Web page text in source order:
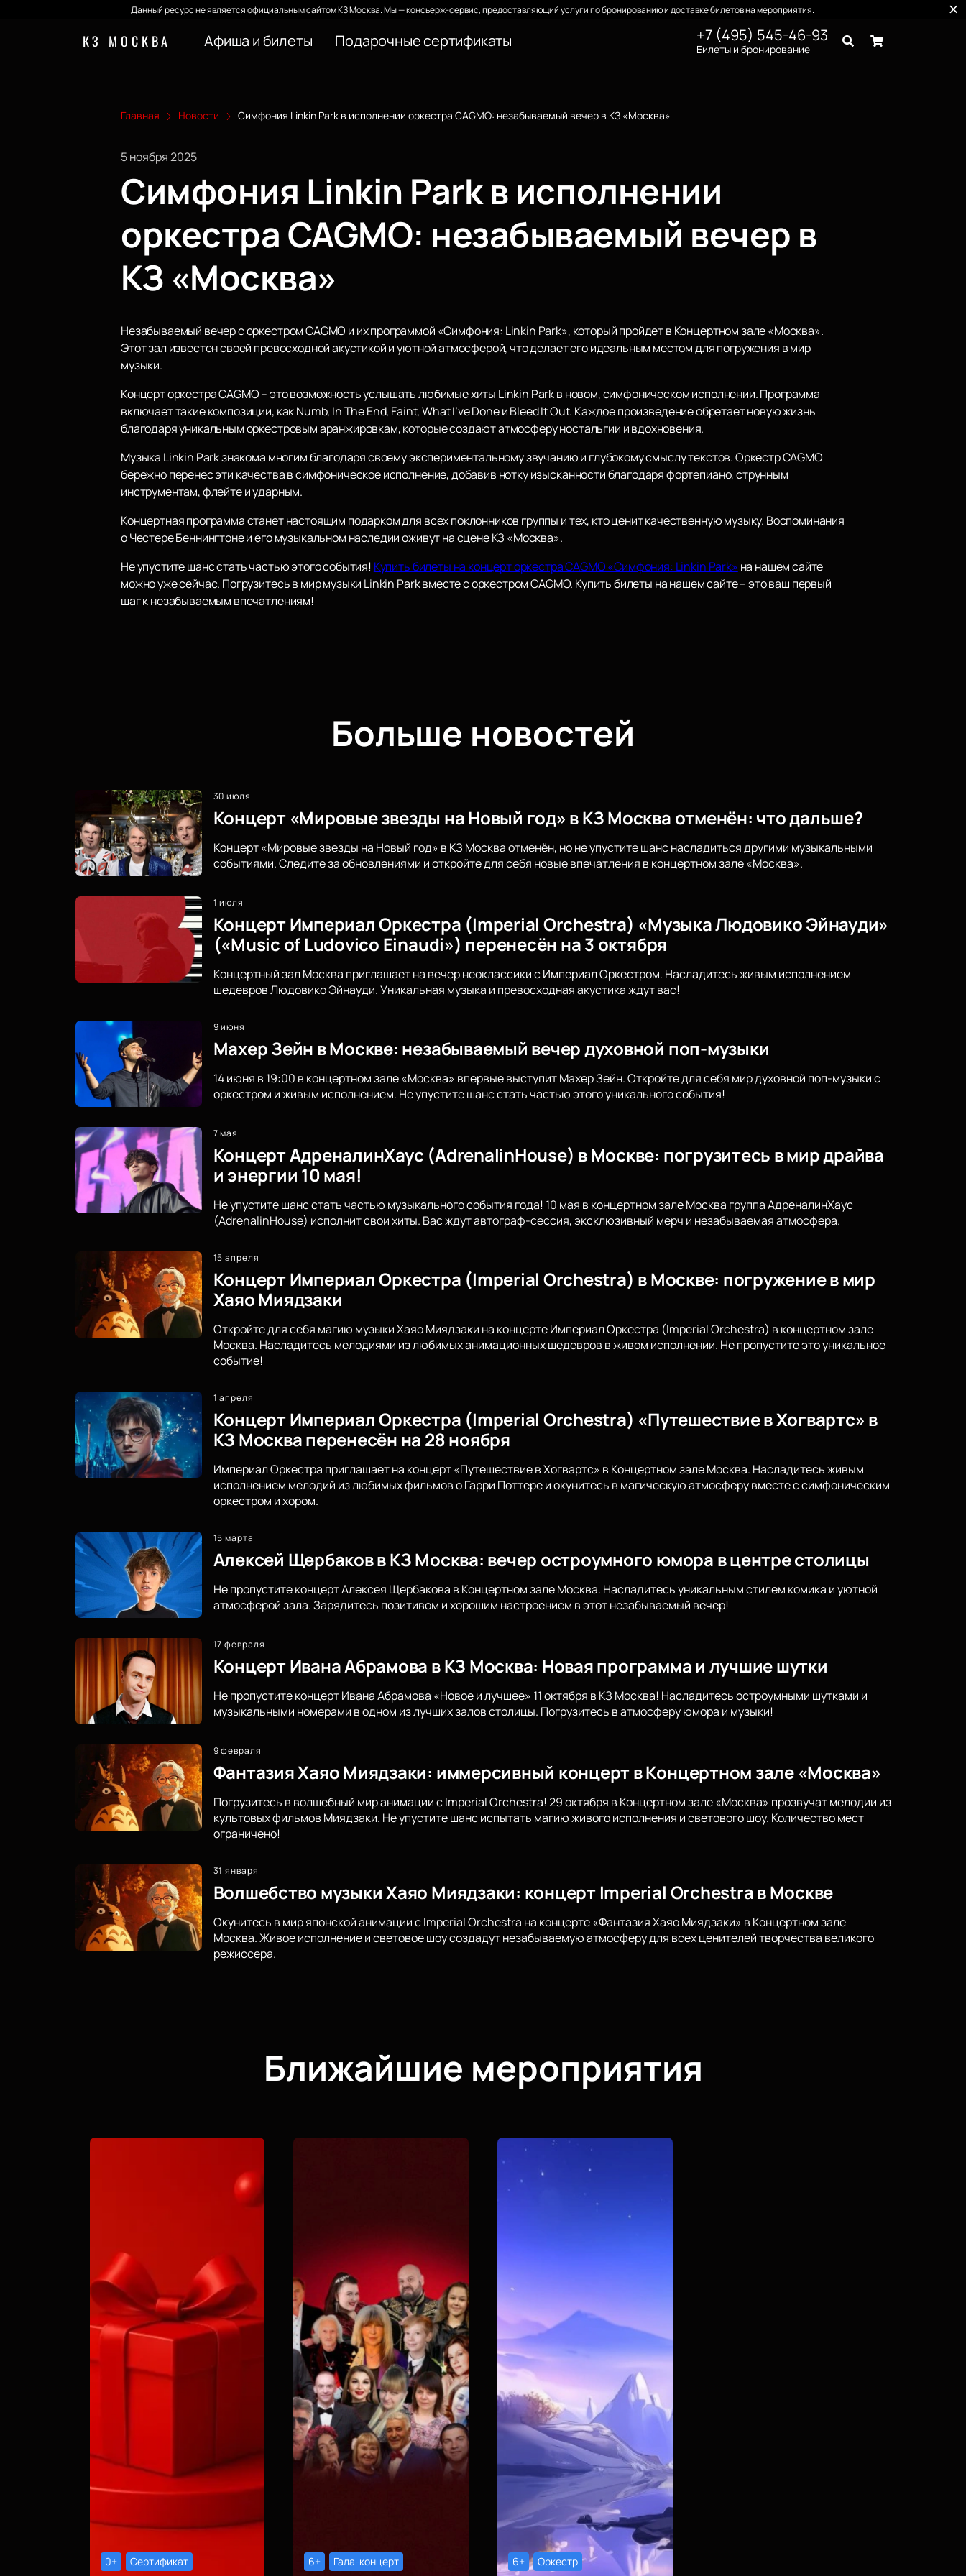
Данный ресурс не является официальным сайтом КЗ Москва. Мы — консьерж-сервис, предоставляющий услуги по бронированию и доставке билетов на мероприятия.
КЗ МОСКВА Афиша и билеты Подарочные сертификаты +7 (495) 545-46-93
Билеты и бронирование
Главная Новости Симфония Linkin Park в исполнении оркестра CAGMO: незабываемый вечер в КЗ «Москва»
5 ноября 2025
Симфония Linkin Park в исполнении
оркестра CAGMO: незабываемый вечер в
КЗ «Москва»
Незабываемый вечер с оркестром CAGMO и их программой «Симфония: Linkin Park», который пройдет в Концертном зале «Москва».
Этот зал известен своей превосходной акустикой и уютной атмосферой, что делает его идеальным местом для погружения в мир
музыки.
Концерт оркестра CAGMO – это возможность услышать любимые хиты Linkin Park в новом, симфоническом исполнении. Программа
включает такие композиции, как Numb, In The End, Faint, What I’ve Done и Bleed It Out. Каждое произведение обретает новую жизнь
благодаря уникальным оркестровым аранжировкам, которые создают атмосферу ностальгии и вдохновения.
Музыка Linkin Park знакома многим благодаря своему экспериментальному звучанию и глубокому смыслу текстов. Оркестр CAGMO
бережно перенес эти качества в симфоническое исполнение, добавив нотку изысканности благодаря фортепиано, струнным
инструментам, флейте и ударным.
Концертная программа станет настоящим подарком для всех поклонников группы и тех, кто ценит качественную музыку. Воспоминания
о Честере Беннингтоне и его музыкальном наследии оживут на сцене КЗ «Москва».
Не упустите шанс стать частью этого события! Купить билеты на концерт оркестра CAGMO «Симфония: Linkin Park» на нашем сайте
можно уже сейчас. Погрузитесь в мир музыки Linkin Park вместе с оркестром CAGMO. Купить билеты на нашем сайте – это ваш первый
шаг к незабываемым впечатлениям!
Больше новостей
30 июля
Концерт «Мировые звезды на Новый год» в КЗ Москва отменён: что дальше?
Концерт «Мировые звезды на Новый год» в КЗ Москва отменён, но не упустите шанс насладиться другими музыкальными
событиями. Следите за обновлениями и откройте для себя новые впечатления в концертном зале «Москва».
1 июля
Концерт Империал Оркестра (Imperial Orchestra) «Музыка Людовико Эйнауди»
(«Music of Ludovico Einaudi») перенесён на 3 октября
Концертный зал Москва приглашает на вечер неоклассики с Империал Оркестром. Насладитесь живым исполнением
шедевров Людовико Эйнауди. Уникальная музыка и превосходная акустика ждут вас!
9 июня
Махер Зейн в Москве: незабываемый вечер духовной поп-музыки
14 июня в 19:00 в концертном зале «Москва» впервые выступит Махер Зейн. Откройте для себя мир духовной поп-музыки с
оркестром и живым исполнением. Не упустите шанс стать частью этого уникального события!
7 мая
Концерт АдреналинХаус (AdrenalinHouse) в Москве: погрузитесь в мир драйва
и энергии 10 мая!
Не упустите шанс стать частью музыкального события года! 10 мая в концертном зале Москва группа АдреналинХаус
(AdrenalinHouse) исполнит свои хиты. Вас ждут автограф-сессия, эксклюзивный мерч и незабываемая атмосфера.
15 апреля
Концерт Империал Оркестра (Imperial Orchestra) в Москве: погружение в мир
Хаяо Миядзаки
Откройте для себя магию музыки Хаяо Миядзаки на концерте Империал Оркестра (Imperial Orchestra) в концертном зале
Москва. Насладитесь мелодиями из любимых анимационных шедевров в живом исполнении. Не пропустите это уникальное
событие!
1 апреля
Концерт Империал Оркестра (Imperial Orchestra) «Путешествие в Хогвартс» в
КЗ Москва перенесён на 28 ноября
Империал Оркестра приглашает на концерт «Путешествие в Хогвартс» в Концертном зале Москва. Насладитесь живым
исполнением мелодий из любимых фильмов о Гарри Поттере и окунитесь в магическую атмосферу вместе с симфоническим
оркестром и хором.
15 марта
Алексей Щербаков в КЗ Москва: вечер остроумного юмора в центре столицы
Не пропустите концерт Алексея Щербакова в Концертном зале Москва. Насладитесь уникальным стилем комика и уютной
атмосферой зала. Зарядитесь позитивом и хорошим настроением в этот незабываемый вечер!
17 февраля
Концерт Ивана Абрамова в КЗ Москва: Новая программа и лучшие шутки
Не пропустите концерт Ивана Абрамова «Новое и лучшее» 11 октября в КЗ Москва! Насладитесь остроумными шутками и
музыкальными номерами в одном из лучших залов столицы. Погрузитесь в атмосферу юмора и музыки!
9 февраля
Фантазия Хаяо Миядзаки: иммерсивный концерт в Концертном зале «Москва»
Погрузитесь в волшебный мир анимации с Imperial Orchestra! 29 октября в Концертном зале «Москва» прозвучат мелодии из
культовых фильмов Миядзаки. Не упустите шанс испытать магию живого исполнения и светового шоу. Количество мест
ограничено!
31 января
Волшебство музыки Хаяо Миядзаки: концерт Imperial Orchestra в Москве
Окунитесь в мир японской анимации с Imperial Orchestra на концерте «Фантазия Хаяо Миядзаки» в Концертном зале
Москва. Живое исполнение и световое шоу создадут незабываемую атмосферу для всех ценителей творчества великого
режиссера.
Ближайшие мероприятия
0+ Сертификат 6+ Гала-концерт 6+ Оркестр